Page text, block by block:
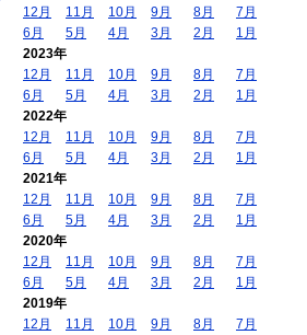
12月
11月 10月 9月 8月
7月
6月
5月 4月 3月 2月
1月
2023年
12月
11月 10月 9月 8月
7月
6月
5月 4月 3月 2月
1月
2022年
12月
11月 10月 9月 8月
7月
6月
5月 4月 3月 2月
1月
2021年
12月
11月 10月 9月 8月
7月
6月
5月 4月 3月 2月
1月
2020年
12月
11月 10月 9月 8月
7月
6月
5月 4月 3月 2月
1月
2019年
12月
11月 10月 9月 8月
7月